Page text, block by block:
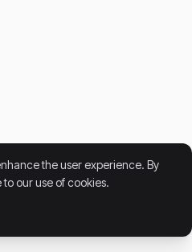
the user experience. By
to our use of cookies.